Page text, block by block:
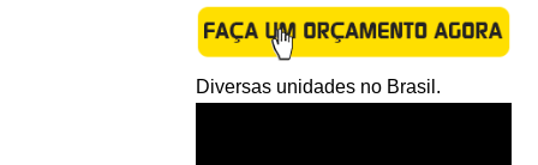
Diversas unidades no Brasil.